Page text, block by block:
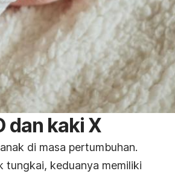
dan kaki X
di masa pertumbuhan.
tungkai, keduanya memiliki